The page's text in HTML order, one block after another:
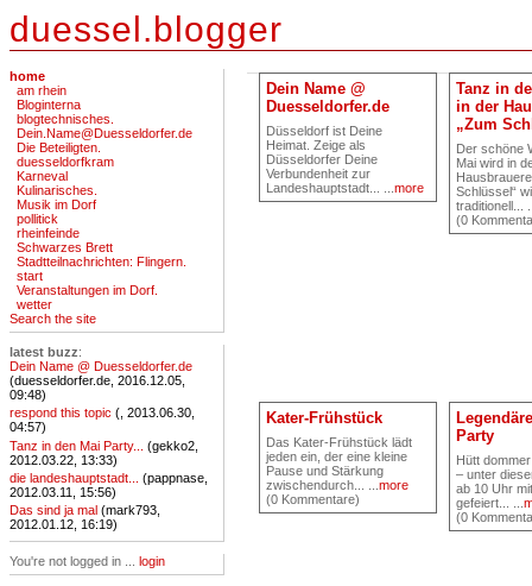
duessel.blogger
home
am rhein
Bloginterna
blogtechnisches.
Dein.Name@Duesseldorfer.de
Die Beteiligten.
duesseldorfkram
Karneval
Kulinarisches.
Musik im Dorf
pollitick
rheinfeinde
Schwarzes Brett
Stadtteilnachrichten: Flingern.
start
Veranstaltungen im Dorf.
wetter
Search the site
latest buzz:
Dein Name @ Duesseldorfer.de
(duesseldorfer.de, 2016.12.05,
09:48)
respond this topic (, 2013.06.30,
04:57)
Tanz in den Mai Party...
(gekko2,
2012.03.22, 13:33)
die landeshauptstadt...
(pappnase,
2012.03.11, 15:56)
Das sind ja mal (mark793,
2012.01.12, 16:19)
You're not logged in ... login
Dein Name @
Duesseldorfer.de
Düsseldorf ist Deine
Heimat. Zeige als
Düsseldorfer Deine
Verbundenheit zur
Landeshauptstadt... ... more
Tanz in
in der
„Zum
Der schöne
Mai wird in
Schlüssel“
traditionell...
(0
Kater-Frühstück
Das Kater-Frühstück lädt
jeden ein, der eine kleine
Pause und Stärkung
zwischendurch... ... more
(0 Kommentare)
Party
Hütt
– unter
ab 10 Uhr
gefeiert... ...
(0